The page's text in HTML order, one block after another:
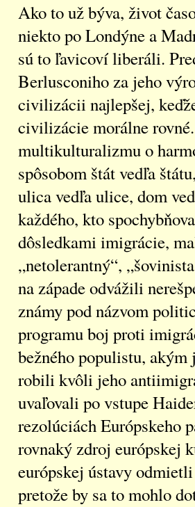
Ako to už býva, život
niekto po Londýne a
sú to ľavicoví liberáli.
Berlusconiho za jeho
civilizácii najlepšej,
civilizácie morálne
multikulturalizmu o
spôsobom štát vedľa
ulica vedľa ulice, dom
každého, kto
dôsledkami imigrácie,
„netolerantný“,
na západe odvážili
známy pod názvom
programu boj proti
bežného populistu,
robili kvôli jeho
uvaľovali po vstupe
rezolúciách Európskeho
rovnaký zdroj európskej
európskej ústavy
pretože by sa to mohlo